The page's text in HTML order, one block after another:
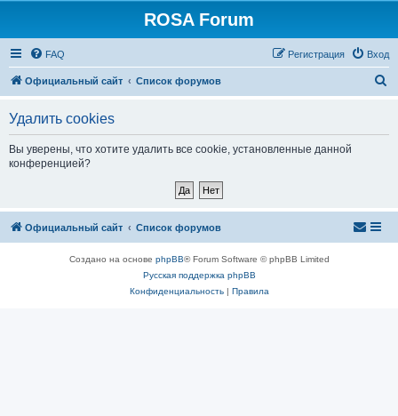
ROSA Forum
FAQ Вход
Регистрация
Официальный сайт Список форумов
Удалить cookies
Вы уверены, что хотите удалить все cookie, установленные данной
конференцией?
Официальный сайт Список форумов
Создано на основе phpBB® Forum Software © phpBB Limited
Русская поддержка phpBB
Конфиденциальность| Правила